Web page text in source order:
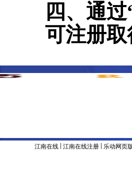
四、通过
可注册取
江南在线 | 江南在线注册| 乐动网页